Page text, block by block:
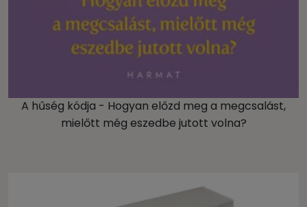
A hűség kódja - Hogyan előzd meg a megcsalást,
mielőtt még eszedbe jutott volna?